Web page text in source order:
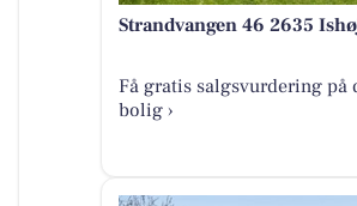
Strandvangen 46 2635
Få gratis salgsvurdering på
bolig ›